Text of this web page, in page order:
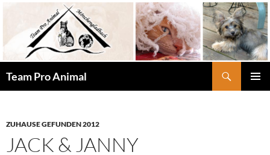
springen
Team Pro Animal
ZUHAUSE GEFUNDEN 2012
JACK & JANNY